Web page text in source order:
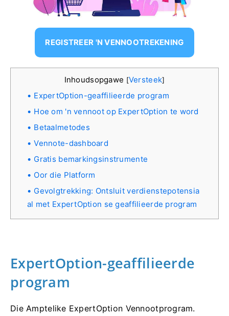
REGISTREER 'N VENNOOTREKENING
Inhoudsopgawe [Versteek]
ExpertOption-geaffilieerde program
Hoe om 'n vennoot op ExpertOption te word
Betaalmetodes
Vennote-dashboard
Gratis bemarkingsinstrumente
Oor die Platform
Gevolgtrekking: Ontsluit verdienstepotensia
al met ExpertOption se geaffilieerde program
ExpertOption-geaffilieerde
program
Die Amptelike ExpertOption Vennootprogram.